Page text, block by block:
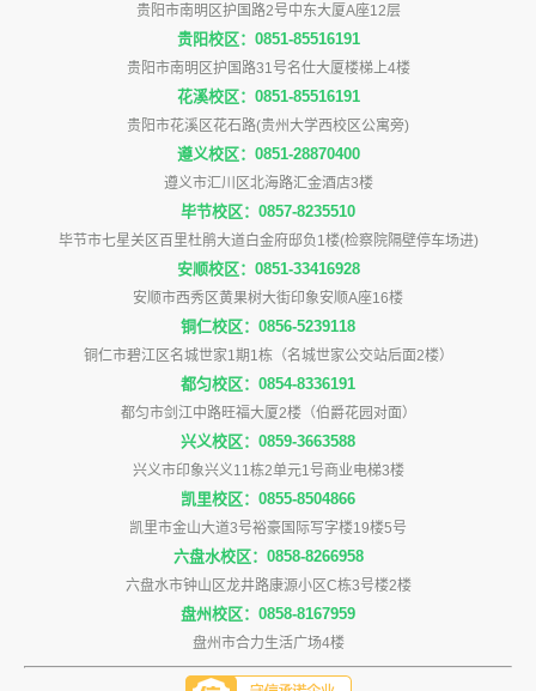
贵阳市南明区护国路2号中东大厦A座12层
贵阳校区：0851-85516191
贵阳市南明区护国路31号名仕大厦楼梯上4楼
花溪校区：0851-85516191
贵阳市花溪区花石路(贵州大学西校区公寓旁)
遵义校区：0851-28870400
遵义市汇川区北海路汇金酒店3楼
毕节校区：0857-8235510
毕节市七星关区百里杜鹃大道白金府邸负1楼(检察院隔壁停车场进)
安顺校区：0851-33416928
安顺市西秀区黄果树大街印象安顺A座16楼
铜仁校区：0856-5239118
铜仁市碧江区名城世家1期1栋（名城世家公交站后面2楼）
都匀校区：0854-8336191
都匀市剑江中路旺福大厦2楼（伯爵花园对面）
兴义校区：0859-3663588
兴义市印象兴义11栋2单元1号商业电梯3楼
凯里校区：0855-8504866
凯里市金山大道3号裕豪国际写字楼19楼5号
六盘水校区：0858-8266958
六盘水市钟山区龙井路康源小区C栋3号楼2楼
盘州校区：0858-8167959
盘州市合力生活广场4楼